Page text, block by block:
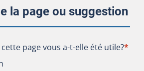
la page ou suggestion
cette page vous a-t-elle été utile?
page vous a-t-elle été utile?*